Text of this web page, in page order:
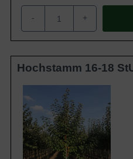
- +
Hochstamm 16-18